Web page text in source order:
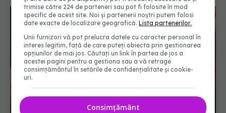
trimise către 224 de parteneri sau pot fi folosite în mod
specific de acest site. Noi și partenerii noștri putem folosi
date exacte de localizare geografică.Lista partenerilor.
Unii furnizori vă pot prelucra datele cu caracter personal în
interes legitim, față de care puteți obiecta prin gestionarea
opțiunilor de mai jos. Căutați un link în partea de jos a
acestei pagini pentru a gestiona sau a vă retrage
consimțământul în setările de confidențialitate și cookie-
uri.
Consimțământ